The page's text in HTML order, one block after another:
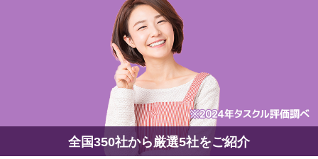
全国350社から厳選5社をご紹介